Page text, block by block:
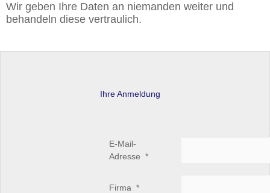
Wir geben Ihre Daten an niemanden weiter und
behandeln diese vertraulich.
Ihre Anmeldung
E-Mail-
Adresse *
Firma *